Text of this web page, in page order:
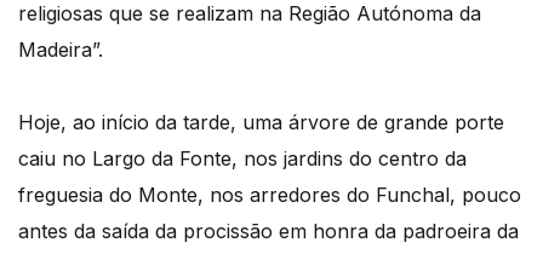
religiosas que se realizam na Região Autónoma da
Madeira”.
Hoje, ao início da tarde, uma árvore de grande porte
caiu no Largo da Fonte, nos jardins do centro da
freguesia do Monte, nos arredores do Funchal, pouco
antes da saída da procissão em honra da padroeira da